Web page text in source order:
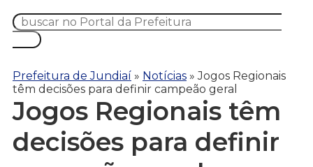
Prefeitura de Jundiaí » Notícias »Jogos Regionais
têm decisões para definir campeão geral
Jogos Regionais têm
decisões para definir